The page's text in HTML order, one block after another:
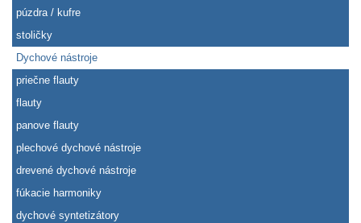
púzdra / kufre
stoličky
Dychové nástroje
priečne flauty
flauty
panove flauty
plechové dychové nástroje
drevené dychové nástroje
fúkacie harmoniky
dychové syntetizátory